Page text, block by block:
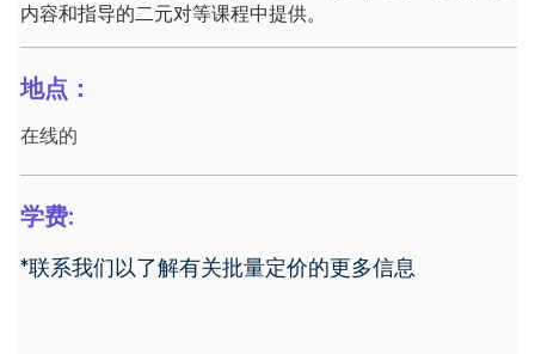
内容和指导的二元对等课程中提供。
地点：
在线的
学费:
*联系我们以了解有关批量定价的更多信息